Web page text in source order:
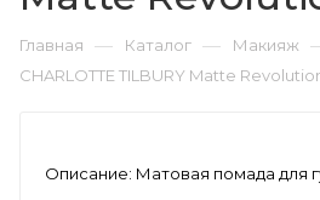
Главная — Каталог — Макияж
CHARLOTTE TILBURY Matte
Описание: Матовая помада для